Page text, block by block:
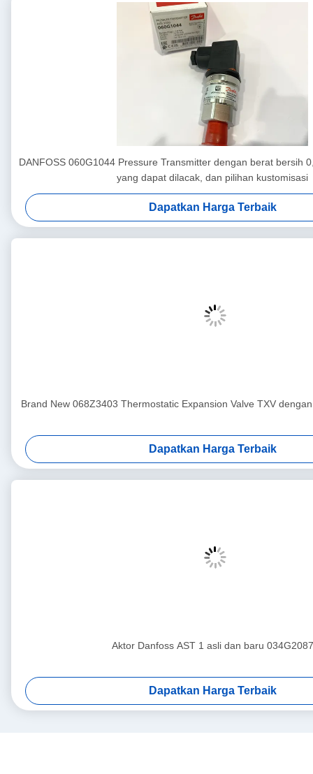
DANFOSS 060G1044 Pressure Transmitter dengan berat bersih
yang dapat dilacak, dan pilihan kustomisasi
Dapatkan Harga Terbaik
Brand New 068Z3403 Thermostatic Expansion Valve TXV
Dapatkan Harga Terbaik
Aktor Danfoss AST 1 asli dan baru 034G2087
Dapatkan Harga Terbaik